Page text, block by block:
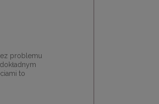
problemu
to